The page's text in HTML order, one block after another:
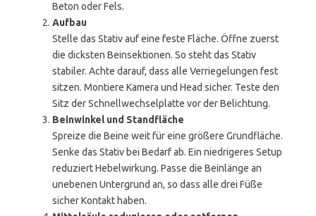
Beton oder Fels.
Aufbau
Stelle das Stativ auf eine feste Fläche. Öffne zuerst
die dicksten Beinsektionen. So steht das Stativ
stabiler. Achte darauf, dass alle Verriegelungen fest
sitzen. Montiere Kamera und Head sicher. Teste den
Sitz der Schnellwechselplatte vor der Belichtung.
Beinwinkel und Standfläche
Spreize die Beine weit für eine größere Grundfläche.
Senke das Stativ bei Bedarf ab. Ein niedrigeres Setup
reduziert Hebelwirkung. Passe die Beinlänge an
unebenen Untergrund an, so dass alle drei Füße
sicher Kontakt haben.